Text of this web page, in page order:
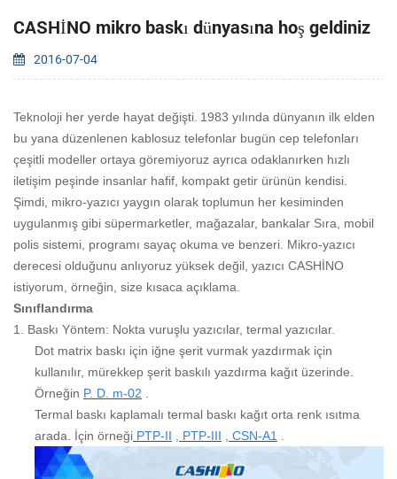
CASHİNO mikro baskı dünyasına hoş geldiniz
2016-07-04
Teknoloji her yerde hayat değişti. 1983 yılında dünyanın ilk elden
bu yana düzenlenen kablosuz telefonlar bugün cep telefonları
çeşitli modeller ortaya göremiyoruz ayrıca odaklanırken hızlı
iletişim peşinde insanlar hafif, kompakt getir ürünün kendisi.
Şimdi, mikro-yazıcı yaygın olarak toplumun her kesiminden
uygulanmış gibi süpermarketler, mağazalar, bankalar Sıra, mobil
polis sistemi, programı sayaç okuma ve benzeri. Mikro-yazıcı
derecesi olduğunu anlıyoruz yüksek değil, yazıcı CASHİNO
istiyorum, örneğin, size kısaca açıklama.
Sınıflandırma
1.
Baskı Yöntem: Nokta vuruşlu yazıcılar, termal yazıcılar.
Dot matrix baskı için iğne şerit vurmak yazdırmak için
kullanılır, mürekkep şerit baskılı yazdırma kağıt üzerinde.
Örneğin P. D. m-02
Termal baskı kaplamalı termal baskı kağıt orta renk ısıtma
arada. İçin örneği PTP-II PTP-III CSN-A1